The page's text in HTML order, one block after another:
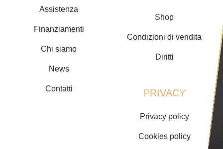
Assistenza
Finanziamenti
Chi siamo
News
Contatti
Shop
Condizioni di vendita
Diritti
PRIVACY
Privacy policy
Cookies policy